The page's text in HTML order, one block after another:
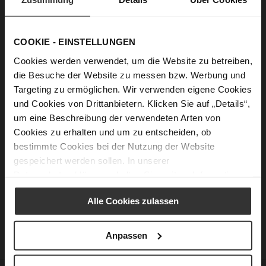
COOKIE - EINSTELLUNGEN
Cookies werden verwendet, um die Website zu betreiben,
die Besuche der Website zu messen bzw. Werbung und
Targeting zu ermöglichen. Wir verwenden eigene Cookies
und Cookies von Drittanbietern. Klicken Sie auf „Details“,
um eine Beschreibung der verwendeten Arten von
Cookies zu erhalten und um zu entscheiden, ob
bestimmte Cookies bei der Nutzung der Website
gespeichert werden sollen. In unserer
Alle Cookies zulassen
Anpassen
Anmelden
Passwort vergessen?
Neue Kunden
Ein Konto zu erstellen hat viele Vorteile: schneller zur Kasse
gehen, mehr als eine Adresse speichern, Bestellungen